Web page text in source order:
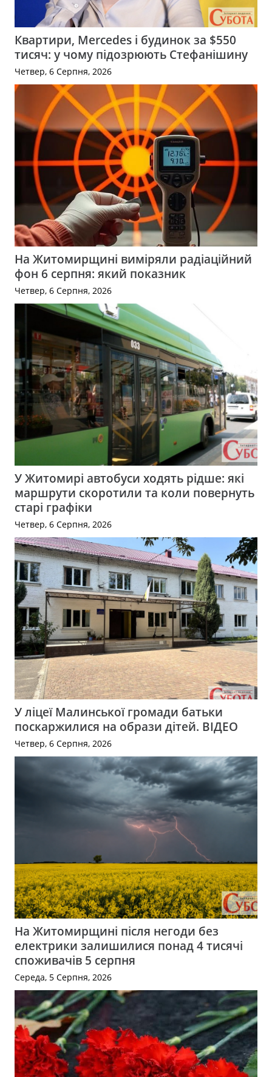
Квартири, Mercedes і будинок за $550
тисяч: у чому підозрюють Стефанішину
Четвер, 6 Серпня, 2026
На Житомирщині виміряли радіаційний
фон 6 серпня: який показник
Четвер, 6 Серпня, 2026
У Житомирі автобуси ходять рідше: які
маршрути скоротили та коли повернуть
старі графіки
Четвер, 6 Серпня, 2026
У ліцеї Малинської громади батьки
поскаржилися на образи дітей. ВІДЕО
Четвер, 6 Серпня, 2026
На Житомирщині після негоди без
електрики залишилися понад 4 тисячі
споживачів 5 серпня
Середа, 5 Серпня, 2026